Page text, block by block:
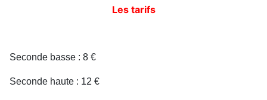
Les tarifs
Seconde basse : 8 €
Seconde haute : 12 €